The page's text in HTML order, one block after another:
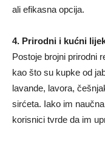
ali efikasna opcija.
4. Prirodni i kućni
Postoje brojni prirodni
kao što su kupke od
lavande, lavora,
sirćeta. Iako im
korisnici tvrde da im